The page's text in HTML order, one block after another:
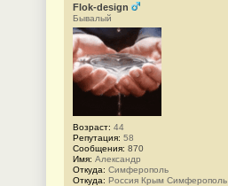
Flok-design
Бывалый
Возраст: 44
Репутация: 58
Сообщения: 870
Имя: Александр
Откуда: Симферополь
Откуда: Россия Крым Симферополь